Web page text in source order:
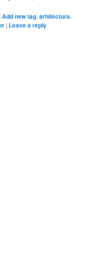
Add new tag,arhitectura,
| Leave a reply